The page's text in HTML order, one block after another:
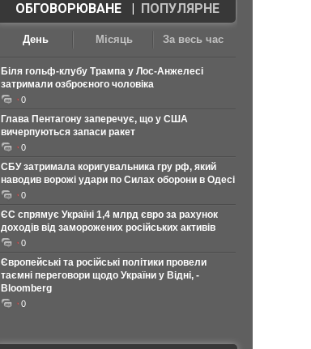
ОБГОВОРЮВАНЕ| ПОПУЛЯРНЕ
День Місяць За весь час
Біля гольф-клубу Трампа у Лос-Анжелесі
затримали озброєного чоловіка
0
Глава Пентагону заперечує, що у США
вичерпуються запаси ракет
0
СБУ затримала коригувальника гру рф, який
наводив ворожі удари по Силах оборони в Одесі
0
ЄС спрямує Україні 1,4 млрд євро за рахунок
доходів від заморожених російських активів
0
Європейські та російські політики провели
таємні переговори щодо України у Відні, -
Bloomberg
0